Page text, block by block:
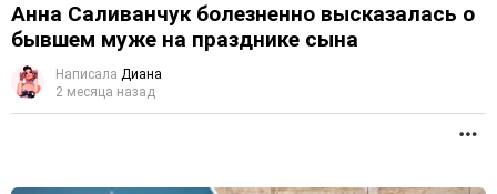
Анна Саливанчук болезненно высказалась о
бывшем муже на празднике сына
Написала Диана
2 месяца назад